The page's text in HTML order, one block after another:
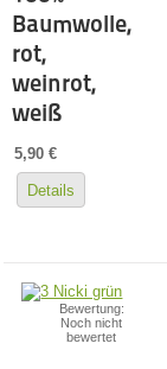
Baumwolle,
rot,
weinrot,
weiß
5,90 €
Details
Bewertung:
Noch nicht
bewertet